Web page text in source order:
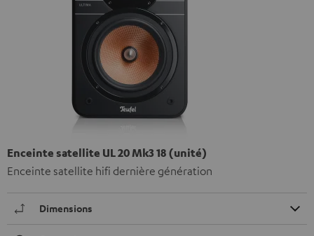
Enceinte satellite UL 20 Mk3 18 (unité)
Enceinte satellite hifi dernière génération
Dimensions